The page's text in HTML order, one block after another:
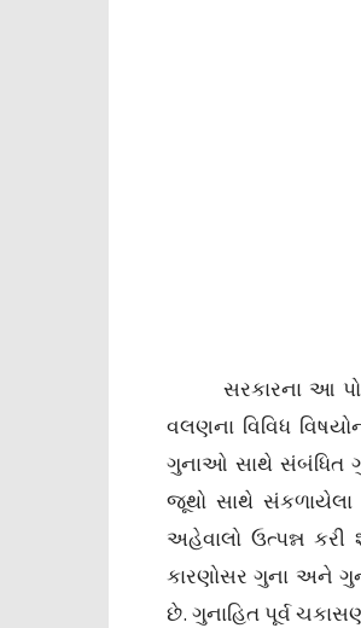
સરકારના આ
વલણના વિવિધ
ગુનાઓ સાથે સંબંધિત
જૂથો સાથે સંકળાયેલા
અહેવાલો ઉત્પન્ન કરી
કારણોસર ગુના અને
છે. ગુનાહિત પૂર્વ